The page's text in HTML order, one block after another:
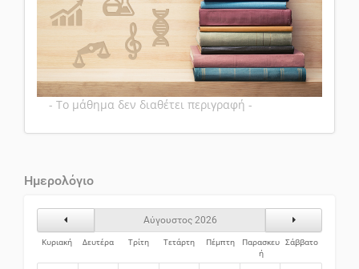
- Το μάθημα δεν διαθέτει περιγραφή -
Ημερολόγιο
Προηγούμενος ΜήναςΑύγουστος 2026
Επόμενος
Κυριακή
Δευτέρα Τρίτη Τετάρτη Πέμπτη
Παρασκευ
ή
Σάββατο